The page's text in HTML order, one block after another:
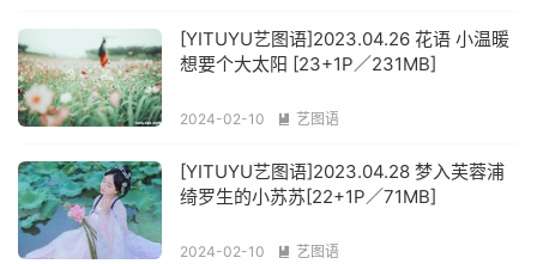
[YITUYU艺图语]2023.04.26 花语 小温暖
想要个大太阳 [23+1P／231MB]
2024-02-10  艺图语
[YITUYU艺图语]2023.04.28 梦入芙蓉浦
绮罗生的小苏苏[22+1P／71MB]
2024-02-10  艺图语